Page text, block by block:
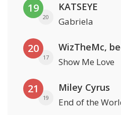
19
20
KATSEYE
Gabriela
20
17
WizTheMc,
Show Me Love
21
19
Miley Cyrus
End of the